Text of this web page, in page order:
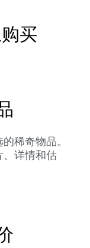
购买
稀奇物品。
、详情和估